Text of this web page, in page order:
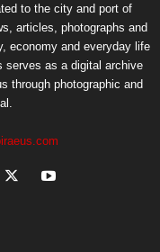
to the city and port of
articles, photographs and
economy and everyday life
serves as a digital archive
through photographic and